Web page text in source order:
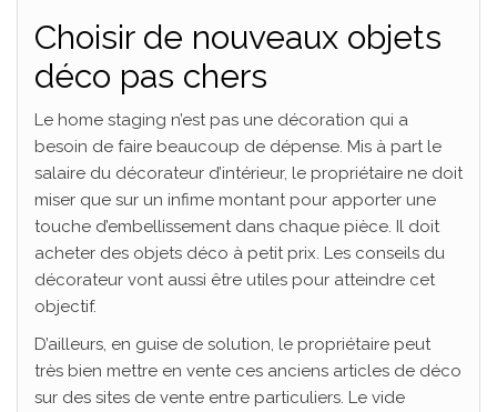
Choisir de nouveaux objets
déco pas chers
Le home staging n’est pas une décoration qui a
besoin de faire beaucoup de dépense. Mis à part le
salaire du décorateur d’intérieur, le propriétaire ne doit
miser que sur un infime montant pour apporter une
touche d’embellissement dans chaque pièce. Il doit
acheter des objets déco à petit prix. Les conseils du
décorateur vont aussi être utiles pour atteindre cet
objectif.
D’ailleurs, en guise de solution, le propriétaire peut
très bien mettre en vente ces anciens articles de déco
sur des sites de vente entre particuliers. Le vide